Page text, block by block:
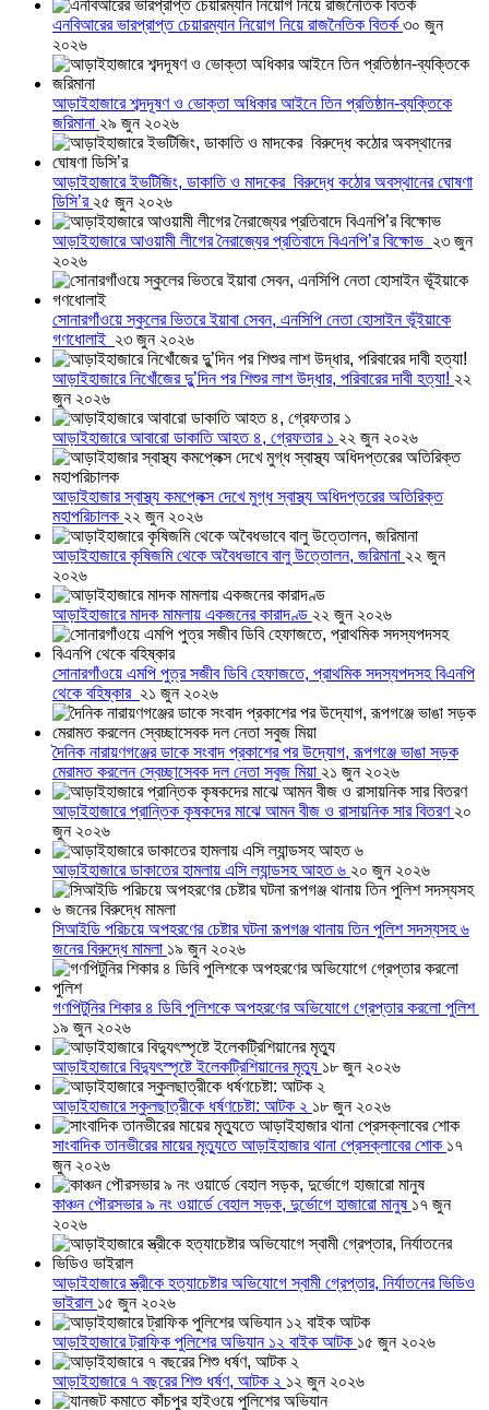
এনবিআরের ভারপ্রাপ্ত চেয়ারম্যান নিয়োগ নিয়ে রাজনৈতিক বিতর্ক ৩০ জুন
২০২৬
আড়াইহাজারে শব্দদূষণ ও ভোক্তা অধিকার আইনে তিন প্রতিষ্ঠান-ব্যক্তিকে
জরিমানা ২৯ জুন ২০২৬
আড়াইহাজারে ইভটিজিং, ডাকাতি ও মাদকের বিরুদ্ধে কঠোর অবস্থানের ঘোষণা
ডিসি’র ২৫ জুন ২০২৬
আড়াইহাজারে আওয়ামী লীগের নৈরাজ্যের প্রতিবাদে বিএনপি’র বিক্ষোভ ২৩ জুন
২০২৬
সোনারগাঁওয়ে স্কুলের ভিতরে ইয়াবা সেবন, এনসিপি নেতা হোসাইন ভূঁইয়াকে
গণধোলাই ২৩ জুন ২০২৬
আড়াইহাজারে নিখোঁজের দুু’দিন পর শিশুর লাশ উদ্ধার, পরিবারের দাবী হত্যা! ২২
জুন ২০২৬
আড়াইহাজারে আবারো ডাকাতি আহত ৪, গ্রেফতার ১ ২২ জুন ২০২৬
আড়াইহাজার স্বাস্থ্য কমপ্লেক্স দেখে মুগ্ধ স্বাস্থ্য অধিদপ্তরের অতিরিক্ত
মহাপরিচালক ২২ জুন ২০২৬
আড়াইহাজারে কৃষিজমি থেকে অবৈধভাবে বালু উত্তোলন, জরিমানা ২২ জুন
২০২৬
আড়াইহাজারে মাদক মামলায় একজনের কারাদণ্ড ২২ জুন ২০২৬
সোনারগাঁওয়ে এমপি পুত্র সজীব ডিবি হেফাজতে, প্রাথমিক সদস্যপদসহ বিএনপি
থেকে বহিষ্কার ২১ জুন ২০২৬
দৈনিক নারায়ণগঞ্জের ডাকে সংবাদ প্রকাশের পর উদ্যোগ, রূপগঞ্জে ভাঙা সড়ক
মেরামত করলেন স্বেচ্ছাসেবক দল নেতা সবুজ মিয়া ২১ জুন ২০২৬
আড়াইহাজারে প্রান্তিক কৃষকদের মাঝে আমন বীজ ও রাসায়নিক সার বিতরণ ২০
জুন ২০২৬
আড়াইহাজারে ডাকাতের হামলায় এসি ল্যান্ডসহ আহত ৬ ২০ জুন ২০২৬
সিআইডি পরিচয়ে অপহরণের চেষ্টার ঘটনা রূপগঞ্জ থানায় তিন পুলিশ সদস্যসহ ৬
জনের বিরুদ্ধে মামলা ১৯ জুন ২০২৬
গণপিটুনির শিকার ৪ ডিবি পুলিশকে অপহরণের অভিযোগে গ্রেপ্তার করলো পুলিশ
১৯ জুন ২০২৬
আড়াইহাজারে বিদ্যুৎস্পৃষ্টে ইলেকট্রিশিয়ানের মৃত্যু ১৮ জুন ২০২৬
আড়াইহাজারে স্কুলছাত্রীকে ধর্ষণচেষ্টা: আটক ২ ১৮ জুন ২০২৬
সাংবাদিক তানভীরের মায়ের মৃত্যুতে আড়াইহাজার থানা প্রেসক্লাবের শোক ১৭
জুন ২০২৬
কাঞ্চন পৌরসভার ৯ নং ওয়ার্ডে বেহাল সড়ক, দুর্ভোগে হাজারো মানুষ ১৭ জুন
২০২৬
আড়াইহাজারে স্ত্রীকে হত্যাচেষ্টার অভিযোগে স্বামী গ্রেপ্তার, নির্যাতনের ভিডিও
ভাইরাল ১৫ জুন ২০২৬
আড়াইহাজারে ট্রাফিক পুলিশের অভিযান ১২ বাইক আটক ১৫ জুন ২০২৬
আড়াইহাজারে ৭ বছরের শিশু ধর্ষণ, আটক ২ ১২ জুন ২০২৬